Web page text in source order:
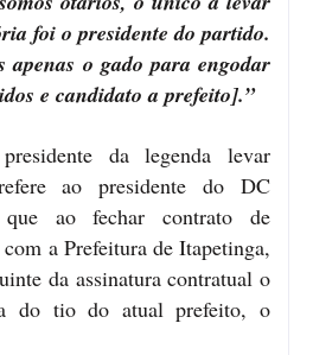
foi o presidente do partido.
apenas o gado para engodar
e candidato a prefeito].”
da legenda levar
ao presidente do DC
ao fechar contrato de
a Prefeitura de Itapetinga,
da assinatura contratual o
do tio do atual prefeito, o